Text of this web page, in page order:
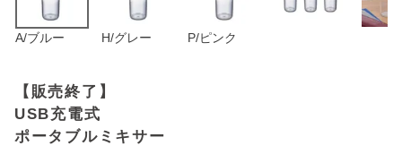
A/ブルー H/グレー P/ピンク
【販売終了】
USB充電式
ポータブルミキサー